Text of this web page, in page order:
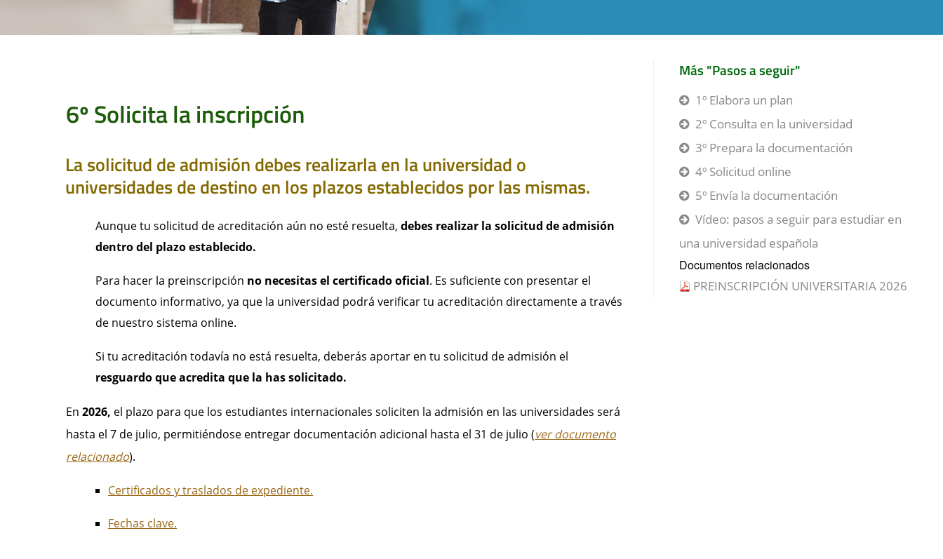
6º Solicita la inscripción
La solicitud de admisión debes realizarla en la universidad o
universidades de destino en los plazos establecidos por las mismas.
Aunque tu solicitud de acreditación aún no esté resuelta,debes realizar la solicitud de admisión
dentro del plazo establecido.
Para hacer la preinscripción no necesitas el certificado oficial. Es suficiente con presentar el
documento informativo, ya que la universidad podrá verificar tu acreditación directamente a través
de nuestro sistema online.
Si tu acreditación todavía no está resuelta, deberás aportar en tu solicitud de admisión el
resguardo que acredita que la has solicitado.
En2026, el plazo para que los estudiantes internacionales soliciten la admisión en las universidades será
hasta el 7 de julio, permitiéndose entregar documentación adicional hasta el 31 de julio (ver documento
relacionado).
Certificados y traslados de expediente.
Fechas clave.
Más "Pasos a seguir"
1º Elabora un plan
2º Consulta en la universidad
3º Prepara la documentación
4º Solicitud online
5º Envía la documentación
Vídeo: pasos a seguir para estudiar en
una universidad española
Documentos relacionados
PREINSCRIPCIÓN UNIVERSITARIA 2026